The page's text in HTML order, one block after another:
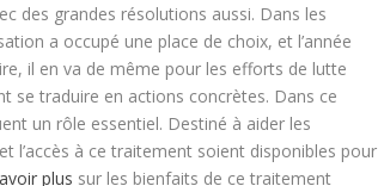
des grandes résolutions aussi. Dans les
a occupé une place de choix, et l’année
il en va de même pour les efforts de lutte
se traduire en actions concrètes. Dans ce
un rôle essentiel. Destiné à aider les
l’accès à ce traitement soient disponibles pour
plus sur les bienfaits de ce traitement